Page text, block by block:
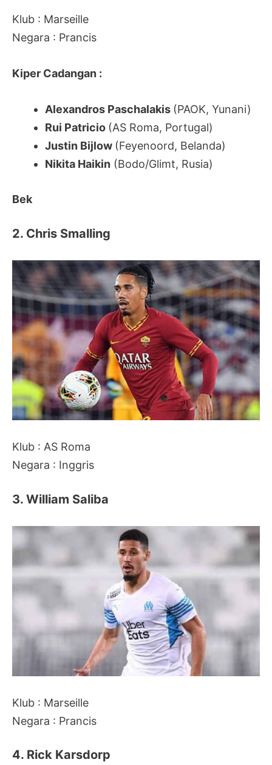
Klub : Marseille
Negara : Prancis
Kiper Cadangan :
Alexandros Paschalakis (PAOK, Yunani)
Rui Patricio (AS Roma, Portugal)
Justin Bijlow (Feyenoord, Belanda)
Nikita Haikin (Bodo/Glimt, Rusia)
Bek
2. Chris Smalling
Klub : AS Roma
Negara : Inggris
3. William Saliba
Klub : Marseille
Negara : Prancis
4. Rick Karsdorp